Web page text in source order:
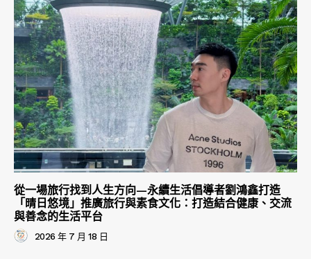
從一場旅行找到人生方向—永續生活倡導者劉鴻鑫打造
「晴日悠境」推廣旅行與素食文化：打造結合健康、交流
與善念的生活平台
2026 年 7 月 18 日